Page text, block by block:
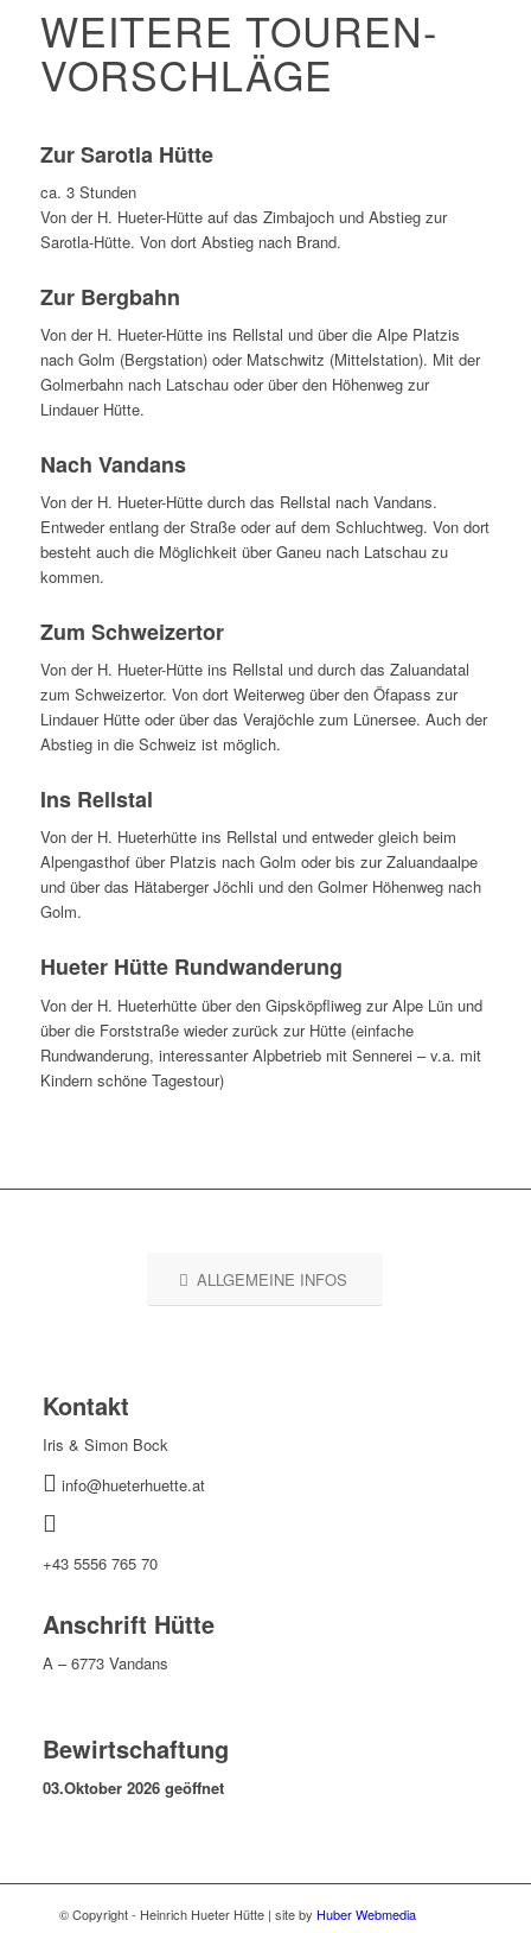
WEITERE TOUREN­
VORSCHLÄGE
Zur Sarotla Hütte
ca. 3 Stunden
Von der H. Hueter-Hütte auf das Zimbajoch und Abstieg zur
Sarotla-Hütte. Von dort Abstieg nach Brand.
Zur Bergbahn
Von der H. Hueter-Hütte ins Rellstal und über die Alpe Platzis
nach Golm (Bergstation) oder Matschwitz (Mittelstation). Mit der
Golmerbahn nach Latschau oder über den Höhenweg zur
Lindauer Hütte.
Nach Vandans
Von der H. Hueter-Hütte durch das Rellstal nach Vandans.
Entweder entlang der Straße oder auf dem Schluchtweg. Von dort
besteht auch die Möglichkeit über Ganeu nach Latschau zu
kommen.
Zum Schweizertor
Von der H. Hueter-Hütte ins Rellstal und durch das Zaluandatal
zum Schweizertor. Von dort Weiterweg über den Öfapass zur
Lindauer Hütte oder über das Verajöchle zum Lünersee. Auch der
Abstieg in die Schweiz ist möglich.
Ins Rellstal
Von der H. Hueterhütte ins Rellstal und entweder gleich beim
Alpengasthof über Platzis nach Golm oder bis zur Zaluandaalpe
und über das Hätaberger Jöchli und den Golmer Höhenweg nach
Golm.
Hueter Hütte Rundwanderung
Von der H. Hueterhütte über den Gipsköpfliweg zur Alpe Lün und
über die Forststraße wieder zurück zur Hütte (einfache
Rundwanderung, interessanter Alpbetrieb mit Sennerei – v.a. mit
Kindern schöne Tagestour)
ALLGEMEINE INFOS
Kontakt
Iris & Simon Bock
info@hueterhuette.at
+43 5556 765 70
Anschrift Hütte
A – 6773 Vandans
Bewirtschaftung
03.Oktober 2026 geöffnet
© Copyright - Heinrich Hueter Hütte | site by Huber Webmedia